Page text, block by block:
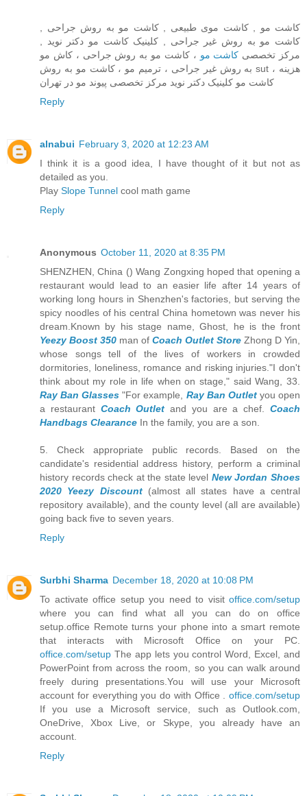
کاشت مو , کاشت موی طبیعی , کاشت مو به روش جراحی ,
کاشت مو به روش غیر جراحی , کلینیک کاشت مو دکتر نوید ,
مرکز تخصصی کاشت مو ، کاشت مو به روش جراحی ، کاش مو
به روش غیر جراحی ، ترمیم مو ، کاشت مو به روش sut ، هزینه
کاشت مو کلینیک دکتر نوید مرکز تخصصی پیوند مو در تهران
Reply
alnabui February 3, 2020 at 12:23 AM
I think it is a good idea, I have thought of it but not as
detailed as you.
Play Slope Tunnel cool math game
Reply
Anonymous October 11, 2020 at 8:35 PM
SHENZHEN, China () Wang Zongxing hoped that opening a
restaurant would lead to an easier life after 14 years of
working long hours in Shenzhen's factories, but serving the
spicy noodles of his central China hometown was never his
dream.Known by his stage name, Ghost, he is the front
Yeezy Boost 350 man of Coach Outlet Store Zhong D Yin,
whose songs tell of the lives of workers in crowded
dormitories, loneliness, romance and risking injuries."I don't
think about my role in life when on stage," said Wang, 33.
Ray Ban Glasses "For example, Ray Ban Outletyou open
a restaurant Coach Outlet and you are a chef.Coach
Handbags Clearance In the family, you are a son.
5. Check appropriate public records. Based on the
candidate's residential address history, perform a criminal
history records check at the state level New Jordan Shoes
2020 Yeezy Discount(almost all states have a central
repository available), and the county level (all are available)
going back five to seven years.
Reply
Surbhi Sharma December 18, 2020 at 10:08 PM
To activate office setup you need to visit office.com/setup
where you can find what all you can do on office
setup.office Remote turns your phone into a smart remote
that interacts with Microsoft Office on your PC.
office.com/setup The app lets you control Word, Excel, and
PowerPoint from across the room, so you can walk around
freely during presentations.You will use your Microsoft
account for everything you do with Office . office.com/setup
If you use a Microsoft service, such as Outlook.com,
OneDrive, Xbox Live, or Skype, you already have an
account.
Reply